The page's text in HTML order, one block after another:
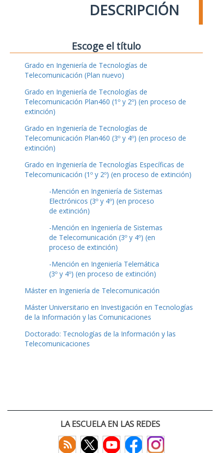
DESCRIPCIÓN
Escoge el título
Grado en Ingeniería de Tecnologías de
Telecomunicación (Plan nuevo)
Grado en Ingeniería de Tecnologías de
Telecomunicación Plan460 (1º y 2º) (en proceso de
extinción)
Grado en Ingeniería de Tecnologías de
Telecomunicación Plan460 (3º y 4º) (en proceso de
extinción)
Grado en Ingeniería de Tecnologías Específicas de
Telecomunicación (1º y 2º) (en proceso de extinción)
-Mención en Ingeniería de Sistemas
Electrónicos (3º y 4º) (en proceso
de extinción)
-Mención en Ingeniería de Sistemas
de Telecomunicación (3º y 4º) (en
proceso de extinción)
-Mención en Ingeniería Telemática
(3º y 4º) (en proceso de extinción)
Máster en Ingeniería de Telecomunicación
Máster Universitario en Investigación en Tecnologías
de la Información y las Comunicaciones
Doctorado: Tecnologías de la Información y las
Telecomunicaciones
LA ESCUELA EN LAS REDES